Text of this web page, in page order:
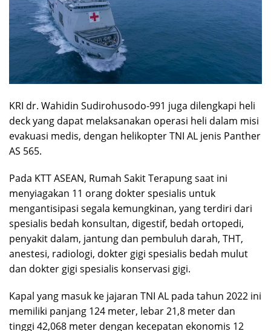
KRI dr. Wahidin Sudirohusodo-991 juga dilengkapi heli
deck yang dapat melaksanakan operasi heli dalam misi
evakuasi medis, dengan helikopter TNI AL jenis Panther
AS 565.
Pada KTT ASEAN, Rumah Sakit Terapung saat ini
menyiagakan 11 orang dokter spesialis untuk
mengantisipasi segala kemungkinan, yang terdiri dari
spesialis bedah konsultan, digestif, bedah ortopedi,
penyakit dalam, jantung dan pembuluh darah, THT,
anestesi, radiologi, dokter gigi spesialis bedah mulut
dan dokter gigi spesialis konservasi gigi.
Kapal yang masuk ke jajaran TNI AL pada tahun 2022 ini
memiliki panjang 124 meter, lebar 21,8 meter dan
tinggi 42,068 meter dengan kecepatan ekonomis 12